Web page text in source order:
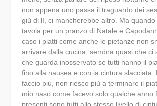
non appena uno passa il traguardo dei
giù di lì, ci mancherebbe altro. Ma quando
tavola per un pranzo di Natale e
caso i piatti come anche le pietanze non
arrivare dalla cucina, sembra quasi che ci
che guarda inosservato se tutti hanno il
fino alla nausea e con la cintura slacciata.
faccio più, non riesco più a terminare il
mio naso come facevo solo qualche anno
presenti sono tutti allo stesso livello di